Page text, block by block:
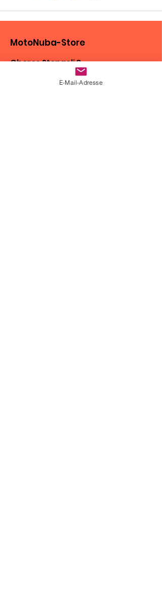
MotoNuba-Store
Oberes Stengeli 3
CH-3150 Schwarzenburg
+41 (0)79 175 15 32
E-Mail-Adresse